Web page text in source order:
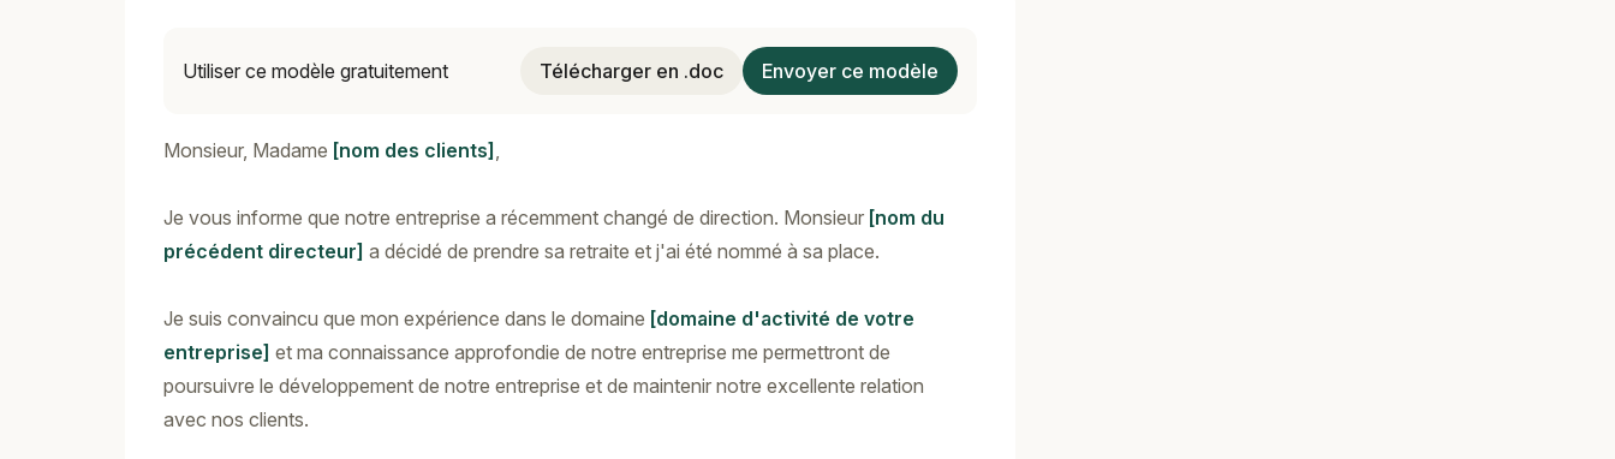
Utiliser ce modèle gratuitement Télécharger en .doc Envoyer ce modèle
Monsieur, Madame [nom des clients] ,
Je vous informe que notre entreprise a récemment changé de direction. Monsieur [nom du
précédent directeur] a décidé de prendre sa retraite et j'ai été nommé à sa place.
Je suis convaincu que mon expérience dans le domaine [domaine d'activité de votre
entreprise] et ma connaissance approfondie de notre entreprise me permettront de
poursuivre le développement de notre entreprise et de maintenir notre excellente relation
avec nos clients.